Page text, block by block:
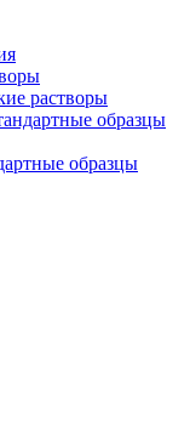
растворы
образцы
образцы